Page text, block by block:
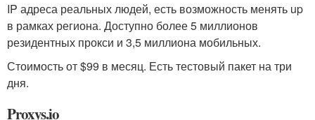
IP адреса реальных людей, есть возможность менять up
в рамках региона. Доступно более 5 миллионов
резидентных прокси и 3,5 миллиона мобильных.
Стоимость от $99 в месяц. Есть тестовый пакет на три
дня.
Proxys.io